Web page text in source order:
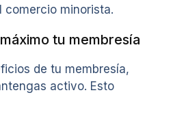
comercio minorista.
tu membresía
de tu membresía,
activo. Esto